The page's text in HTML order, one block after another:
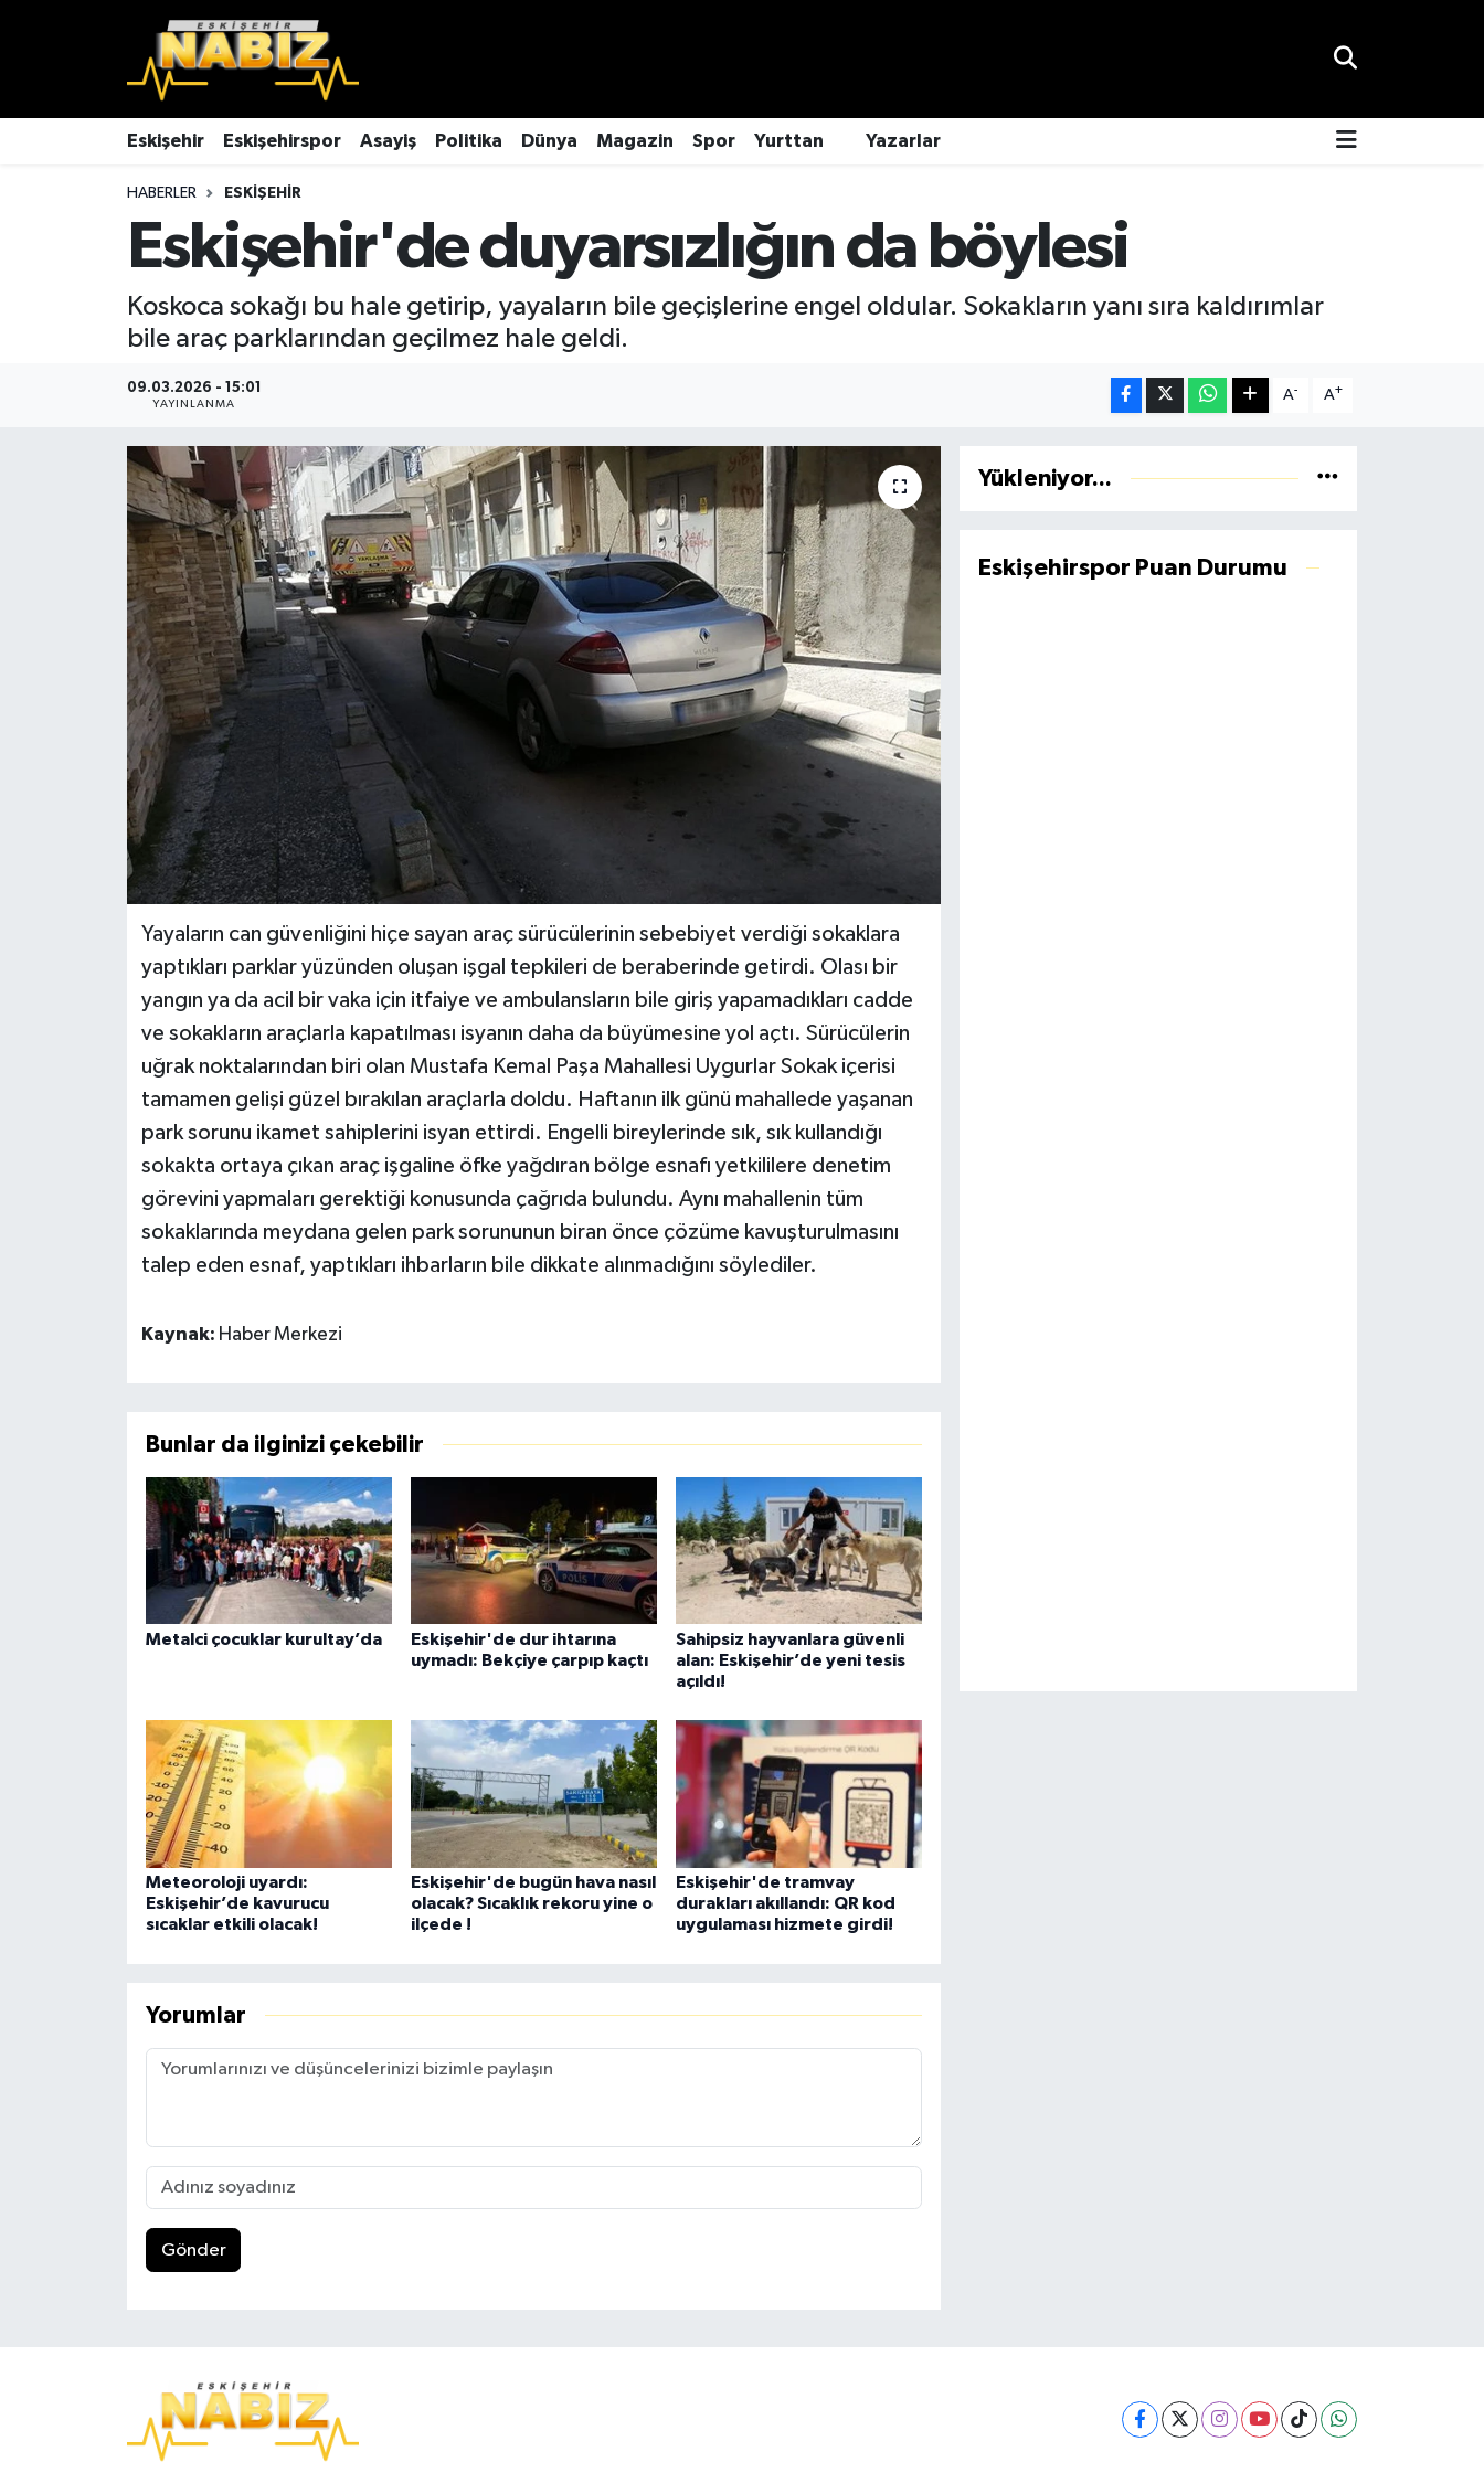
Eskişehir Eskişehirspor Asayiş Politika Dünya Magazin Spor Yurttan Yazarlar
HABERLER ESKIŞEHIR
Eskişehir'de duyarsızlığın da böylesi
Koskoca sokağı bu hale getirip, yayaların bile geçişlerine engel oldular. Sokakların yanı sıra kaldırımlar
bile araç parklarından geçilmez hale geldi.
09.03.2026 - 15:01
YAYINLANMA
A- A+
Yayaların can güvenliğini hiçe sayan araç sürücülerinin sebebiyet verdiği sokaklara
yaptıkları parklar yüzünden oluşan işgal tepkileri de beraberinde getirdi. Olası bir
yangın ya da acil bir vaka için itfaiye ve ambulansların bile giriş yapamadıkları cadde
ve sokakların araçlarla kapatılması isyanın daha da büyümesine yol açtı. Sürücülerin
uğrak noktalarından biri olan Mustafa Kemal Paşa Mahallesi Uygurlar Sokak içerisi
tamamen gelişi güzel bırakılan araçlarla doldu. Haftanın ilk günü mahallede yaşanan
park sorunu ikamet sahiplerini isyan ettirdi. Engelli bireylerinde sık, sık kullandığı
sokakta ortaya çıkan araç işgaline öfke yağdıran bölge esnafı yetkililere denetim
görevini yapmaları gerektiği konusunda çağrıda bulundu. Aynı mahallenin tüm
sokaklarında meydana gelen park sorununun biran önce çözüme kavuşturulmasını
talep eden esnaf, yaptıkları ihbarların bile dikkate alınmadığını söylediler.
Kaynak: Haber Merkezi
Bunlar da ilginizi çekebilir
Metalci çocuklar kurultay’da
Eskişehir'de dur ihtarına
uymadı: Bekçiye çarpıp kaçtı
Sahipsiz hayvanlara güvenli
alan: Eskişehir’de yeni tesis
açıldı!
Meteoroloji uyardı:
Eskişehir’de kavurucu
sıcaklar etkili olacak!
Eskişehir'de bugün hava nasıl
olacak? Sıcaklık rekoru yine o
ilçede !
Eskişehir'de tramvay
durakları akıllandı: QR kod
uygulaması hizmete girdi!
Yorumlar
Gönder
Yükleniyor...
Eskişehirspor Puan Durumu
Ekonomi
Gündem
Kültür Sanat
Magazin
Politika
Teknoloji
Eskişehir Hava Durumu
Eskişehir Trafik Yoğunluk Haritası
TFF 3.Lig 4.Grup Puan Durumu ve Fikstür
Tüm Manşetler
Son Dakika Haberleri